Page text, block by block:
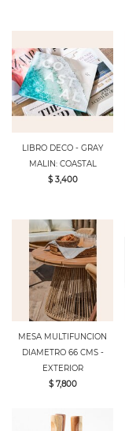
LIBRO DECO - GRAY
MALIN: COASTAL
$ 3,400
MESA MULTIFUNCION
DIAMETRO 66 CMS -
EXTERIOR
$ 7,800